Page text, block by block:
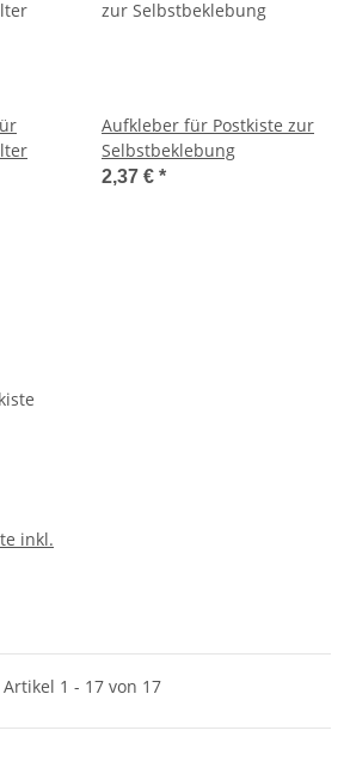
Aufkleber für Postkiste zur
Selbstbeklebung
2,37 € *
inkl.
Artikel 1 - 17 von 17